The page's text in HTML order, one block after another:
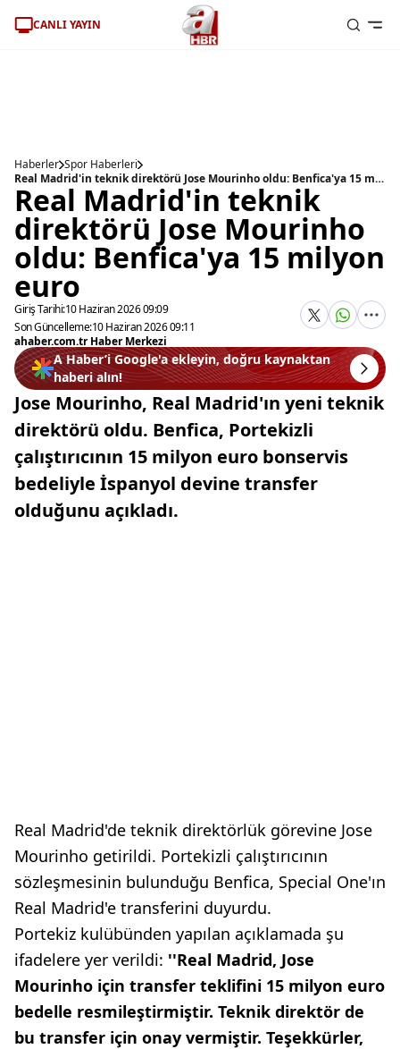
CANLI YAYIN
Haberler Spor Haberleri
Real Madrid'in teknik direktörü Jose Mourinho oldu: Benfica'ya 15 milyon euro
Real Madrid'in teknik
direktörü Jose Mourinho
oldu: Benfica'ya 15 milyon
euro
Giriş Tarihi:10 Haziran 2026 09:09
Son Güncelleme:10 Haziran 2026 09:11
ahaber.com.tr Haber Merkezi
A Haber’i Google'a ekleyin, doğru kaynaktan
haberi alın!
Jose Mourinho, Real Madrid'ın yeni teknik
direktörü oldu. Benfica, Portekizli
çalıştırıcının 15 milyon euro bonservis
bedeliyle İspanyol devine transfer
olduğunu açıkladı.
Real Madrid'de teknik direktörlük görevine Jose
Mourinho getirildi. Portekizli çalıştırıcının
sözleşmesinin bulunduğu Benfica, Special One'ın
Real Madrid'e transferini duyurdu.
Portekiz kulübünden yapılan açıklamada şu
ifadelere yer verildi: ''Real Madrid, Jose
Mourinho için transfer teklifini 15 milyon euro
bedelle resmileştirmiştir. Teknik direktör de
bu transfer için onay vermiştir. Teşekkürler,